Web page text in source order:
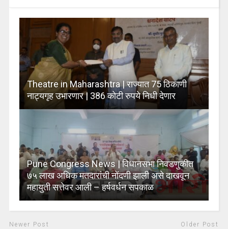
Theatre in Maharashtra | राज्यात 75 ठिकाणी
नाट्यगृह उभारणार | 386 कोटी रुपये निधी देणार
Pune Congress News | विधानसभा निवडणुकीत
७५ लाख अधिक मतदारांची नोंदणी झाली असे दाखवून
महायुती सत्तेवर आली – हर्षवर्धन सपकाळ
Newer Post Older Post